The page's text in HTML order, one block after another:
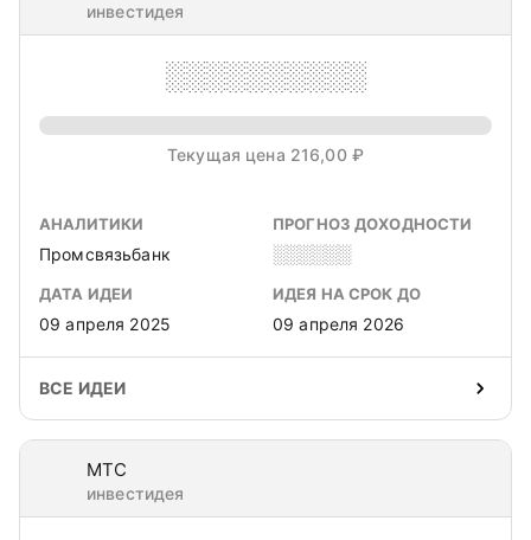
инвестидея
░░░░░░░░░░
Текущая цена 216,00 ₽
АНАЛИТИКИ
Промсвязьбанк
ПРОГНОЗ ДОХОДНОСТИ
░░░░░░
ДАТА ИДЕИ
09 апреля 2025
ИДЕЯ НА СРОК ДО
09 апреля 2026
ВСЕ ИДЕИ
МТС
инвестидея